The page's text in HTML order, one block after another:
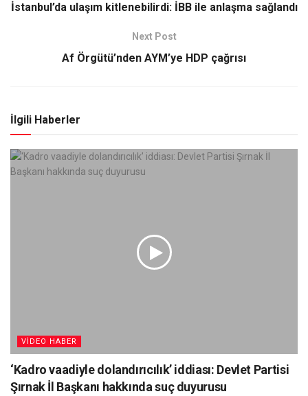
İstanbul’da ulaşım kitlenebilirdi: İBB ile anlaşma sağlandı
Next Post
Af Örgütü’nden AYM’ye HDP çağrısı
İlgili Haberler
VIDEO HABER
‘Kadro vaadiyle dolandırıcılık’ iddiası: Devlet Partisi
Şırnak İl Başkanı hakkında suç duyurusu